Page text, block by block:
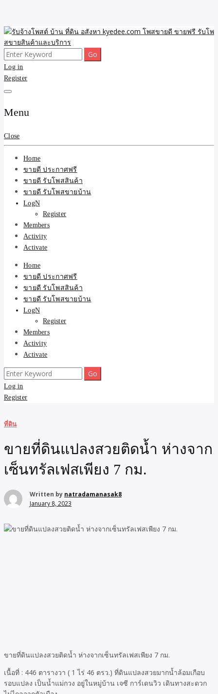
Skip
to
content
รับจ้างโพสต์ บ้าน ที่ดิน
อสังหา kyedee.com โพส
ขายดี ขายฟรี รับโพสขาย
สินค้าและบริการ
ขายดี โพสประกาศขายสินค้าฟรี บ้าน ที่ดิน อสังหา รับโพสต์ประกาศขาย
ของ รับรองผล ดีที่สุดถูกที่สุด ติดหน้าแรกกูเกืล
Search
for:
Log in
Register
Menu
Close
Home
ขายดี ประกาศฟรี
ขายดี รับโพสสินค้า
ขายดี รับโพสขายบ้าน
LogN
Register
Members
Activity
Activate
Home
ขายดี ประกาศฟรี
ขายดี รับโพสสินค้า
ขายดี รับโพสขายบ้าน
LogN
Register
Members
Activity
Activate
Search
for:
Log in
Register
ที่ดิน
ขายที่ดินแปลงสวยติดน้ำ ห่างจาก
เซ็นทรัลเฟสเพียง 7 กม.
Written by natradamanasak8
January 8, 2023
ขายที่ดินแปลงสวยติดน้ำ ห่างจากเซ็นทรัลเฟสเพียง 7 กม.
เนื้อที่ : 446 ตารางวา ( 1 ไร่ 46 ตรว.) ที่ดินแปลงสวยมากน้ำล้อมเกือบ
รอบแปลง เป็นน้ำแม่กวง อยู่ในหมู่บ้าน เจซี การ์เดนวิว เดินทางสะดวก